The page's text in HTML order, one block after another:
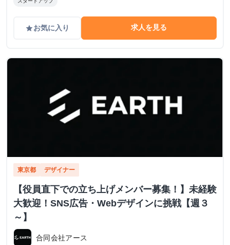
gradeお気に入り 求人を見る
東京都 デザイナー
【役員直下での立ち上げメンバー募集！】未経験
大歓迎！SNS広告・Webデザインに挑戦【週３
～】
合同会社アース